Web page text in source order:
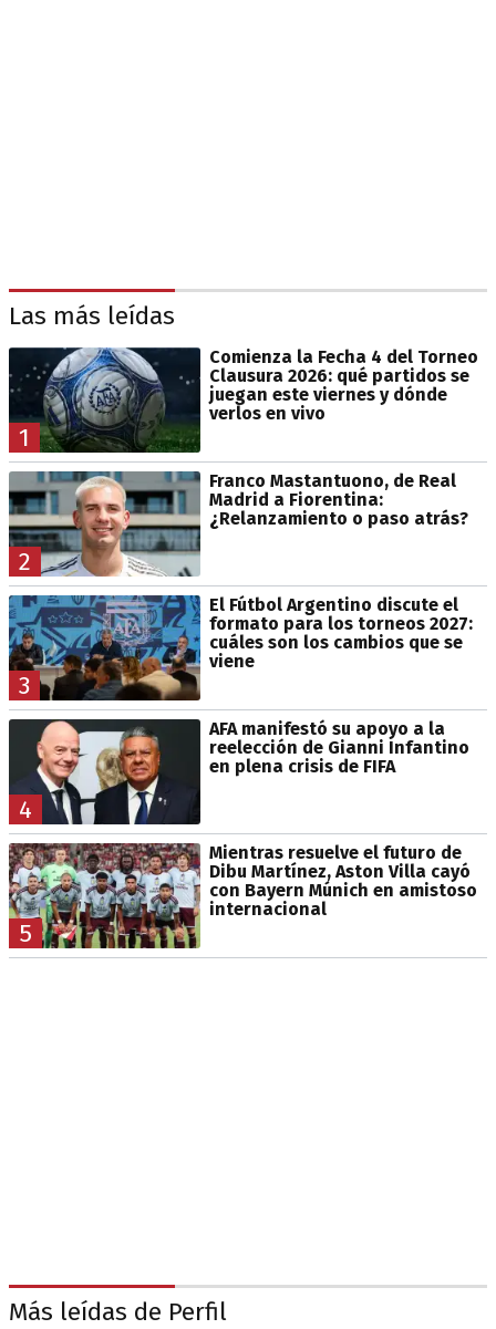
Las más leídas
1
Comienza la Fecha 4 del Torneo
Clausura 2026: qué partidos se
juegan este viernes y dónde
verlos en vivo
2
Franco Mastantuono, de Real
Madrid a Fiorentina:
¿Relanzamiento o paso atrás?
3
El Fútbol Argentino discute el
formato para los torneos 2027:
cuáles son los cambios que se
viene
4
AFA manifestó su apoyo a la
reelección de Gianni Infantino
en plena crisis de FIFA
5
Mientras resuelve el futuro de
Dibu Martínez, Aston Villa cayó
con Bayern Múnich en amistoso
internacional
Más leídas de Perfil